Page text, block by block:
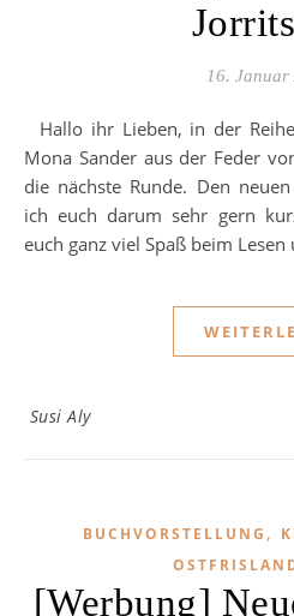
16. Januar
Hallo ihr Lieben, in der Reihe rund um Enno Moll und
Mona Sander aus der Feder
die nächste Runde. Den
ich euch darum sehr gern
euch ganz viel Spaß beim Lesen
Susi Aly
BUCHVORSTELLUNG ,
[Werbung]